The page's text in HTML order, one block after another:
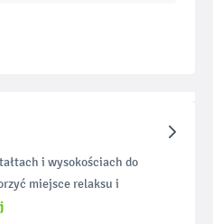
i wysokościach do
miejsce relaksu i